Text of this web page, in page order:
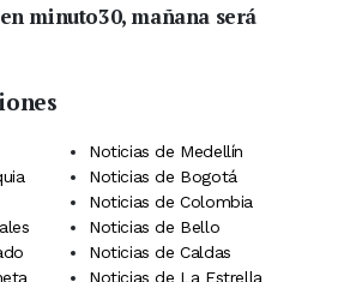
minuto30, mañana será
Noticias de Medellín
Noticias de Bogotá
Noticias de Colombia
Noticias de Bello
Noticias de Caldas
Noticias de La Estrella